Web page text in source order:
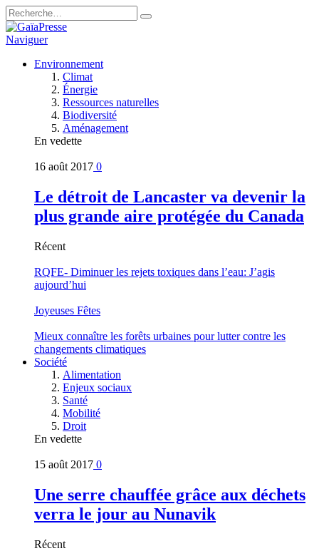
Naviguer
Environnement
Climat
Énergie
Ressources naturelles
Biodiversité
Aménagement
En vedette
16 août 2017 0
Le détroit de Lancaster va devenir la
plus grande aire protégée du Canada
Récent
RQFE- Diminuer les rejets toxiques dans l’eau: J’agis
aujourd’hui
Joyeuses Fêtes
Mieux connaître les forêts urbaines pour lutter contre les
changements climatiques
Société
Alimentation
Enjeux sociaux
Santé
Mobilité
Droit
En vedette
15 août 2017 0
Une serre chauffée grâce aux déchets
verra le jour au Nunavik
Récent